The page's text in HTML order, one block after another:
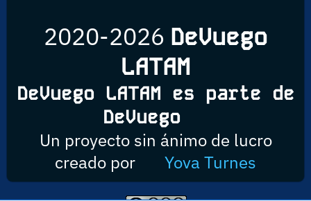
2020-2026 DeVuego
LATAM
DeVuego LATAM es parte de
DeVuego
Un proyecto sin ánimo de lucro
creado por
Yova Turnes